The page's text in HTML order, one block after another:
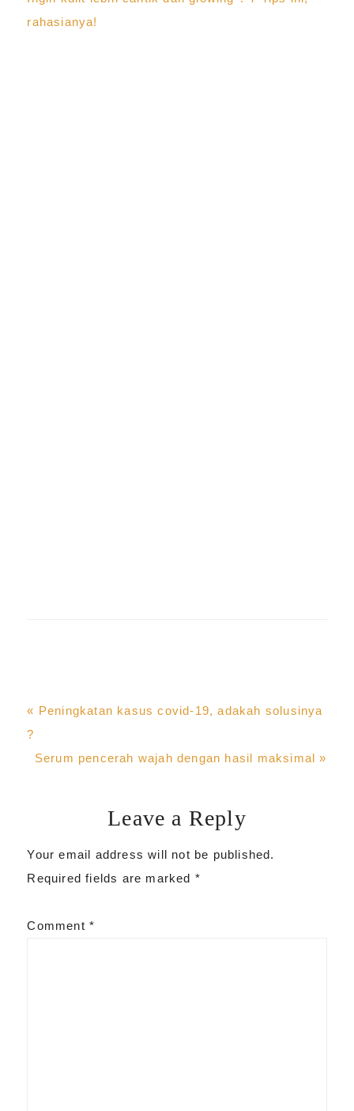
rahasianya!
Previous
Post:
« Peningkatan kasus covid-19, adakah solusinya
?
Next
Serum pencerah wajah dengan hasil maksimal »
Reader
Interactions
Leave a Reply
Your email address will not be published.
Required fields are marked *
Comment *